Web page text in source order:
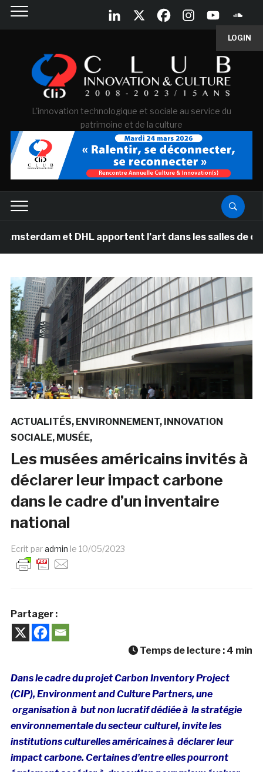
LOGIN
L'innovation technologique et sociale au service du
patrimoine et de la culture
et DHL apportent l’art dans les salles de classe
ACTUALITÉS ENVIRONNEMENT INNOVATION
SOCIALE MUSÉE
Les musées américains invités à
déclarer leur impact carbone
dans le cadre d’un inventaire
national
Ecrit paradmin le 10/05/2023
Partager :
Temps de lecture : 4 min
Dans le cadre du projet Carbon Inventory Project
(CIP), Environment and Culture Partners, une
organisation à but non lucratif dédiée à la stratégie
environnementale du secteur culturel, invite les
institutions culturelles américaines à déclarer leur
impact carbone. Certaines d’entre elles pourront